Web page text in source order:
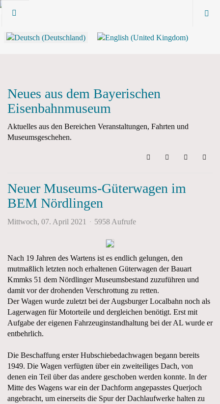
Neues aus dem Bayerischen
Eisenbahnmuseum
Aktuelles aus den Bereichen Veranstaltungen, Fahrten und
Museumsgeschehen.
SearchUpdatesSign In
Neuer Museums-Güterwagen im
BEM Nördlingen
Mittwoch, 07. April 2021 5958 Aufrufe
Nach 19 Jahren des Wartens ist es endlich gelungen, den
mutmaßlich letzten noch erhaltenen Güterwagen der Bauart
Kmmks 51 dem Nördlinger Museumsbestand zuzuführen und
damit vor der drohenden Verschrottung zu retten.
Der Wagen wurde zuletzt bei der Augsburger Localbahn noch als
Lagerwagen für Motorteile und dergleichen benötigt. Erst mit
Aufgabe der eigenen Fahrzeuginstandhaltung bei der AL wurde er
entbehrlich.
Die Beschaffung erster Hubschiebedachwagen begann bereits
1949. Die Wagen verfügten über ein zweiteiliges Dach, von
denen ein Teil über das andere geschoben werden konnte. In der
Mitte des Wagens war ein der Dachform angepasstes Querjoch
angebracht, um einerseits die Spur der Dachlaufwerke halten zu